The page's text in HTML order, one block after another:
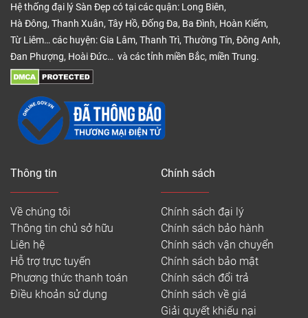
Hệ thống đại lý Sàn Đẹp có tại các quận: Long Biên,
Hà Đông, Thanh Xuân, Tây Hồ, Đống Đa, Ba Đình, Hoàn Kiếm,
Từ Liêm… các huyện: Gia Lâm, Thanh Trì, Thường Tín, Đông Anh,
Đan Phượng, Hoài Đức… và các tỉnh miền Bắc, miền Trung.
Thông tin
Về chúng tôi
Thông tin chủ sở hữu
Liên hệ
Hỗ trợ trực tuyến
Phương thức thanh toán
Điều khoản sử dụng
Chính sách
Chính sách đại lý
Chính sách bảo hành
Chính sách vận chuyển
Chính sách bảo mật
Chính sách đổi trả
Chính sách về giá
Giải quyết khiếu nại